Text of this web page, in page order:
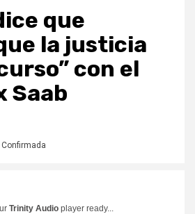
que
la justicia
con el
Saab
Trinity Audio player ready...